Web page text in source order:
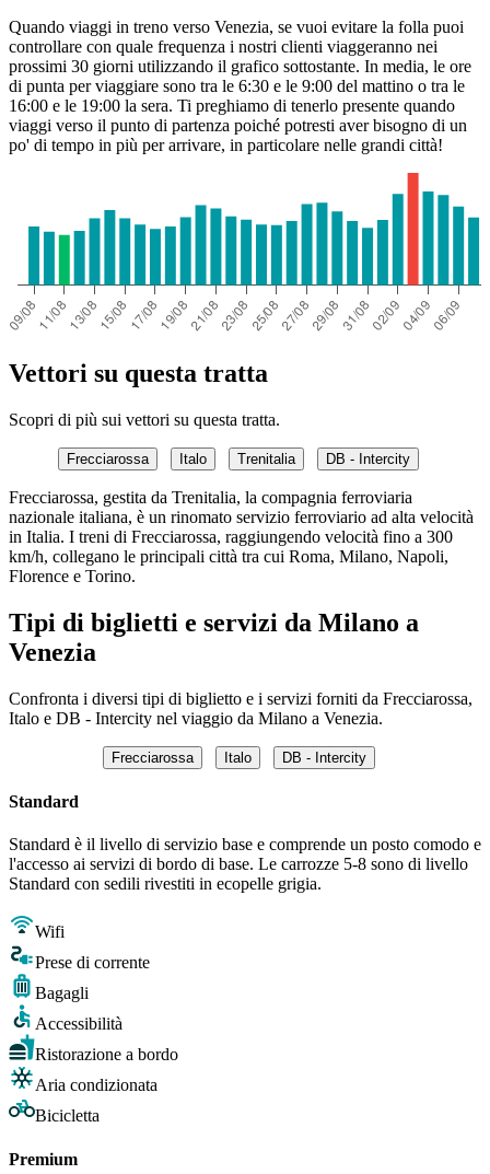
Quando viaggi in treno verso Venezia, se vuoi evitare la folla puoi
controllare con quale frequenza i nostri clienti viaggeranno nei
prossimi 30 giorni utilizzando il grafico sottostante. In media, le ore
di punta per viaggiare sono tra le 6:30 e le 9:00 del mattino o tra le
16:00 e le 19:00 la sera. Ti preghiamo di tenerlo presente quando
viaggi verso il punto di partenza poiché potresti aver bisogno di un
po' di tempo in più per arrivare, in particolare nelle grandi città!
Vettori su questa tratta
Scopri di più sui vettori su questa tratta.
Frecciarossa Italo Trenitalia DB - Intercity
Frecciarossa, gestita da Trenitalia, la compagnia ferroviaria
nazionale italiana, è un rinomato servizio ferroviario ad alta velocità
in Italia. I treni di Frecciarossa, raggiungendo velocità fino a 300
km/h, collegano le principali città tra cui Roma, Milano, Napoli,
Florence e Torino.
Tipi di biglietti e servizi da Milano a
Venezia
Confronta i diversi tipi di biglietto e i servizi forniti da Frecciarossa,
Italo e DB - Intercity nel viaggio da Milano a Venezia.
Frecciarossa Italo DB - Intercity
Standard
Standard è il livello di servizio base e comprende un posto comodo e
l'accesso ai servizi di bordo di base. Le carrozze 5-8 sono di livello
Standard con sedili rivestiti in ecopelle grigia.
Wifi
Prese di corrente
Bagagli
Accessibilità
Ristorazione a bordo
Aria condizionata
Bicicletta
Premium